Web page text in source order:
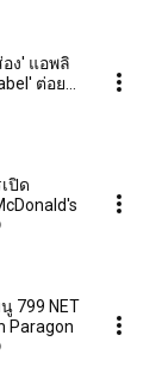
ง' แอพลิ
ต่อย
by Todd
ปิด
799 NET
Paragon